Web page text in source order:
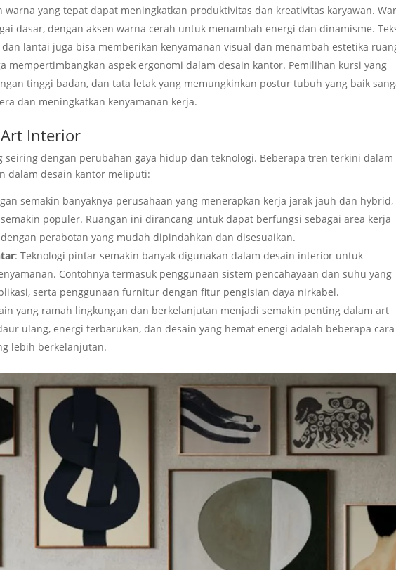
warna yang tepat dapat meningkatkan produktivitas dan kreativitas karyawan.
dasar, dengan aksen warna cerah untuk menambah energi dan dinamisme.
lantai juga bisa memberikan kenyamanan visual dan menambah estetika
mempertimbangkan aspek ergonomi dalam desain kantor. Pemilihan kursi yang
tinggi badan, dan tata letak yang memungkinkan postur tubuh yang baik
dan meningkatkan kenyamanan kerja.
Interior
dengan perubahan gaya hidup dan teknologi. Beberapa tren terkini
dalam desain kantor meliputi:
semakin banyaknya perusahaan yang menerapkan kerja jarak jauh dan hybrid,
populer. Ruangan ini dirancang untuk dapat berfungsi sebagai area kerja
perabotan yang mudah dipindahkan dan disesuaikan.
: Teknologi pintar semakin banyak digunakan dalam desain interior untuk
Contohnya termasuk penggunaan sistem pencahayaan dan suhu yang
serta penggunaan furnitur dengan fitur pengisian daya nirkabel.
yang ramah lingkungan dan berkelanjutan menjadi semakin penting dalam art
ulang, energi terbarukan, dan desain yang hemat energi adalah beberapa cara
lebih berkelanjutan.